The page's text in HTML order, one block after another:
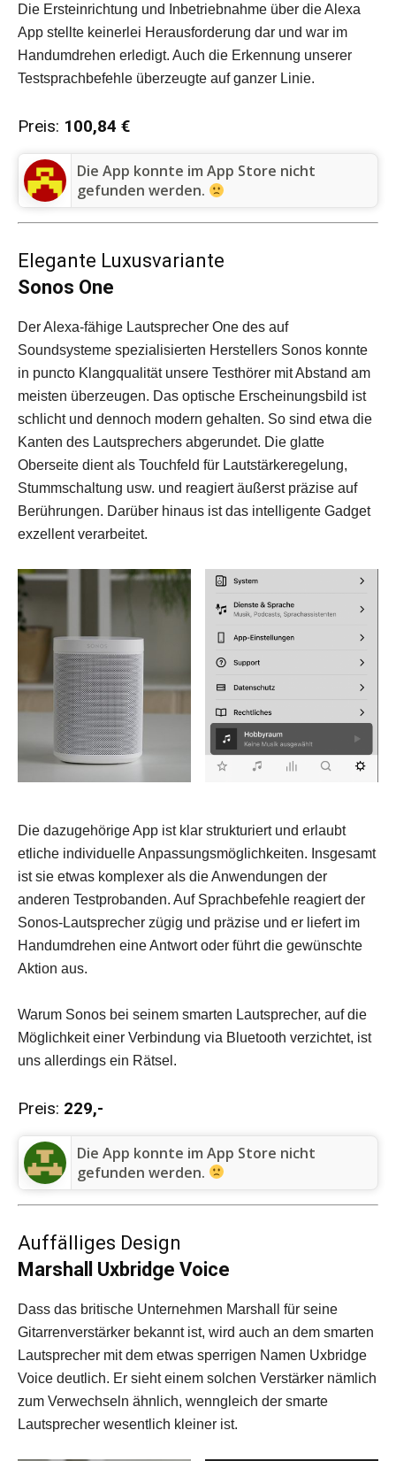
Die Ersteinrichtung und Inbetriebnahme über die Alexa
App stellte keinerlei Herausforderung dar und war im
Handumdrehen erledigt. Auch die Erkennung unserer
Testsprachbefehle überzeugte auf ganzer Linie.
Preis: 100,84 €
Die App konnte im App Store nicht
gefunden werden.
Elegante Luxusvariante
Sonos One
Der Alexa-fähige Lautsprecher One des auf
Soundsysteme spezialisierten Herstellers Sonos konnte
in puncto Klangqualität unsere Testhörer mit Abstand am
meisten überzeugen. Das optische Erscheinungsbild ist
schlicht und dennoch modern gehalten. So sind etwa die
Kanten des Lautsprechers abgerundet. Die glatte
Oberseite dient als Touchfeld für Lautstärkeregelung,
Stummschaltung usw. und reagiert äußerst präzise auf
Berührungen. Darüber hinaus ist das intelligente Gadget
exzellent verarbeitet.
Die dazugehörige App ist klar strukturiert und erlaubt
etliche individuelle Anpassungsmöglichkeiten. Insgesamt
ist sie etwas komplexer als die Anwendungen der
anderen Testprobanden. Auf Sprachbefehle reagiert der
Sonos-Lautsprecher zügig und präzise und er liefert im
Handumdrehen eine Antwort oder führt die gewünschte
Aktion aus.
Warum Sonos bei seinem smarten Lautsprecher, auf die
Möglichkeit einer Verbindung via Bluetooth verzichtet, ist
uns allerdings ein Rätsel.
Preis: 229,-
Die App konnte im App Store nicht
gefunden werden.
Auffälliges Design
Marshall Uxbridge Voice
Dass das britische Unternehmen Marshall für seine
Gitarrenverstärker bekannt ist, wird auch an dem smarten
Lautsprecher mit dem etwas sperrigen Namen Uxbridge
Voice deutlich. Er sieht einem solchen Verstärker nämlich
zum Verwechseln ähnlich, wenngleich der smarte
Lautsprecher wesentlich kleiner ist.